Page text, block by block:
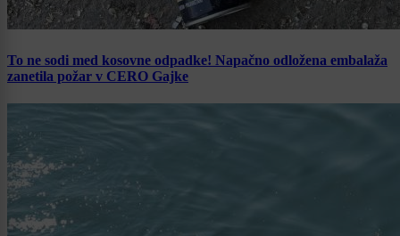
To ne sodi med kosovne odpadke! Napačno odložena embalaža
zanetila požar v CERO Gajke